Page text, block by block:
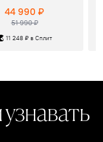
51 990 ₽
44 990 ₽
11 248 ₽ в Сплит